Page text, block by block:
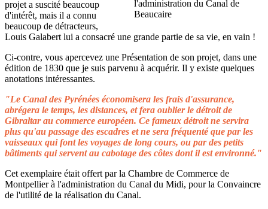
projet a suscité beaucoup
d'intérêt, mais il a connu
beaucoup de détracteurs,
Louis Galabert lui a consacré une grande partie de sa vie, en vain !
Ci-contre, vous apercevez une Présentation de son projet, dans une
édition de 1830 que je suis parvenu à acquérir. Il y existe quelques
anotations intéressantes.
"Le Canal des Pyrénées économisera les frais d'assurance,
abrégera le temps, les distances, et fera oublier le détroit de
Gibraltar au commerce européen. Ce fameux détroit ne servira
plus qu'au passage des escadres et ne sera fréquenté que par les
vaisseaux qui font les voyages de long cours, ou par des petits
bâtiments qui servent au cabotage des côtes dont il est environné."
Cet exemplaire était offert par la Chambre de Commerce de
Montpellier à l'administration du Canal du Midi, pour la Convaincre
de l'utilité de la réalisation du Canal.